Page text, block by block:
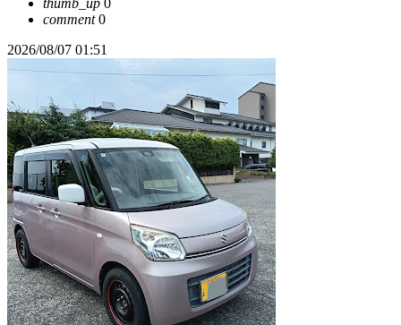
thumb_up 0
comment0
2026/08/07 01:51